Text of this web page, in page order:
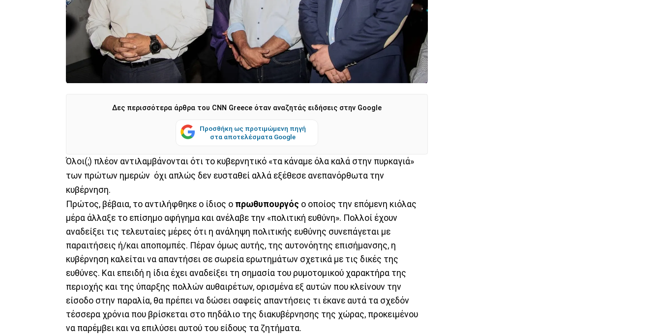
Δες περισσότερα άρθρα του CNN Greece όταν αναζητάς ειδήσεις στην Google
Προσθήκη ως προτιμώμενη πηγή
στα αποτελέσματα Google
Όλοι(;) πλέον αντιλαμβάνονται ότι το κυβερνητικό «τα κάναμε όλα καλά στην πυρκαγιά»
των πρώτων ημερών όχι απλώς δεν ευσταθεί αλλά εξέθεσε ανεπανόρθωτα την
κυβέρνηση.
Πρώτος, βέβαια, το αντιλήφθηκε ο ίδιος ο πρωθυπουργός ο οποίος την επόμενη κιόλας
μέρα άλλαξε το επίσημο αφήγημα και ανέλαβε την «πολιτική ευθύνη». Πολλοί έχουν
αναδείξει τις τελευταίες μέρες ότι η ανάληψη πολιτικής ευθύνης συνεπάγεται με
παραιτήσεις ή/και αποπομπές. Πέραν όμως αυτής, της αυτονόητης επισήμανσης, η
κυβέρνηση καλείται να απαντήσει σε σωρεία ερωτημάτων σχετικά με τις δικές της
ευθύνες. Και επειδή η ίδια έχει αναδείξει τη σημασία του ρυμοτομικού χαρακτήρα της
περιοχής και της ύπαρξης πολλών αυθαιρέτων, ορισμένα εξ αυτών που κλείνουν την
είσοδο στην παραλία, θα πρέπει να δώσει σαφείς απαντήσεις τι έκανε αυτά τα σχεδόν
τέσσερα χρόνια που βρίσκεται στο πηδάλιο της διακυβέρνησης της χώρας, προκειμένου
να παρέμβει και να επιλύσει αυτού του είδους τα ζητήματα.